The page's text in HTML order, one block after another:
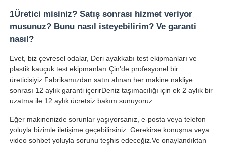
1Üretici misiniz? Satış sonrası hizmet veriyor
musunuz? Bunu nasıl isteyebilirim? Ve garanti
nasıl?
Evet, biz çevresel odalar, Deri ayakkabı test ekipmanları ve
plastik kauçuk test ekipmanları Çin'de profesyonel bir
üreticisiyiz.Fabrikamızdan satın alınan her makine nakliye
sonrası 12 aylık garanti içerirDeniz taşımacılığı için ek 2 aylık bir
uzatma ile 12 aylık ücretsiz bakım sunuyoruz.
Eğer makinenizde sorunlar yaşıyorsanız, e-posta veya telefon
yoluyla bizimle iletişime geçebilirsiniz. Gerekirse konuşma veya
video sohbet yoluyla sorunu teşhis edeceğiz.Ve onaylandıktan